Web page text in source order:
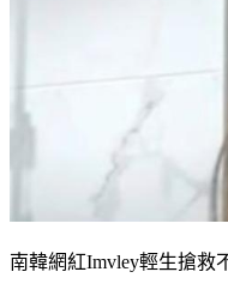
南韓網紅Imvley輕生搶救